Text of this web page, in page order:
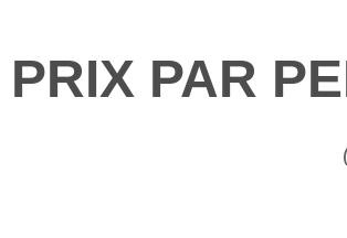
PRIX PAR